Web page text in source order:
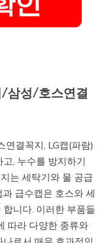
삼성/호스연결
결꼭지, LG캡(파람)
, 누수를 방지하기
는 세탁기와 물 공급
급수캡은 호스와 세
니다. 이러한 부품들
따라 다양한 종류와